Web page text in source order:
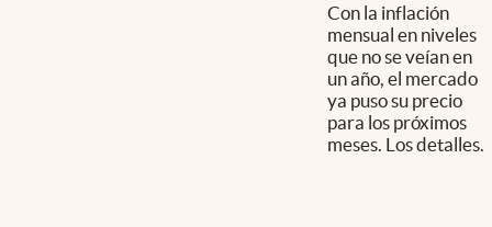
Con la inflación
mensual en niveles
que no se veían en
un año, el mercado
ya puso su precio
para los próximos
meses. Los detalles.